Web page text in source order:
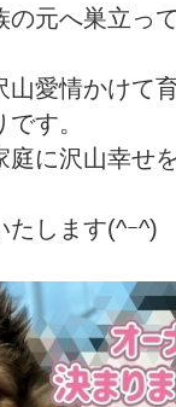
の元へ巣立っ
山愛情かけて
す。
に沢山幸せ
たします(^ｰ^)